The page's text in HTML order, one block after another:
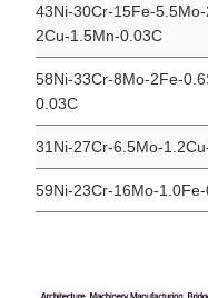
43Ni-30Cr-15Fe-
2Cu-1.5Mn-0.03C
58Ni-33Cr-8Mo-
0.03C
31Ni-27Cr-6.5Mo-
59Ni-23Cr-16Mo-